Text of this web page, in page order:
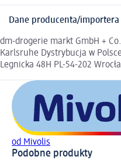
Dane producenta/importera
dm-drogerie markt GmbH +
Karlsruhe Dystrybucja w
Legnicka 48H PL-54-202
od Mivolis
Podobne produkty